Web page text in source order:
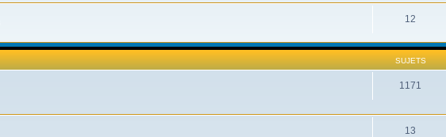
12
SUJETS
1171
13